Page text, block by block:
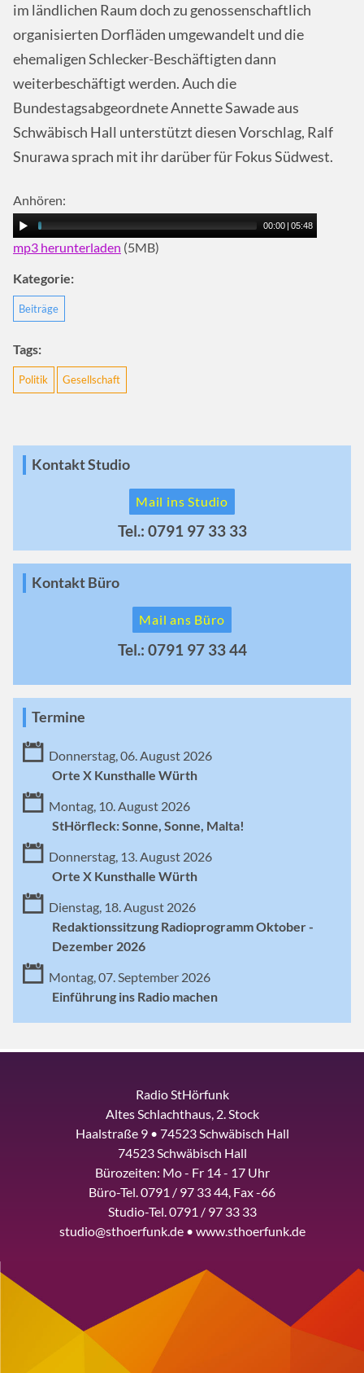
im ländlichen Raum doch zu genossenschaftlich
organisierten Dorfläden umgewandelt und die
ehemaligen Schlecker-Beschäftigten dann
weiterbeschäftigt werden. Auch die
Bundestagsabgeordnete Annette Sawade aus
Schwäbisch Hall unterstützt diesen Vorschlag, Ralf
Snurawa sprach mit ihr darüber für Fokus Südwest.
Anhören:
00:00 | 05:48
mp3 herunterladen (5MB)
Kategorie:
Beiträge
Tags:
Politik Gesellschaft
Kontakt Studio
Mail ins Studio
Tel.: 0791 97 33 33
Kontakt Büro
Mail ans Büro
Tel.: 0791 97 33 44
Termine
Donnerstag, 06. August 2026
Orte X Kunsthalle Würth
Montag, 10. August 2026
StHörfleck: Sonne, Sonne, Malta!
Donnerstag, 13. August 2026
Orte X Kunsthalle Würth
Dienstag, 18. August 2026
Redaktionssitzung Radioprogramm Oktober -
Dezember 2026
Montag, 07. September 2026
Einführung ins Radio machen
Radio StHörfunk
Altes Schlachthaus, 2. Stock
Haalstraße 9 • 74523 Schwäbisch Hall
74523 Schwäbisch Hall
Bürozeiten: Mo - Fr 14 - 17 Uhr
Büro-Tel. 0791 / 97 33 44, Fax -66
Studio-Tel. 0791 / 97 33 33
studio@sthoerfunk.de • www.sthoerfunk.de